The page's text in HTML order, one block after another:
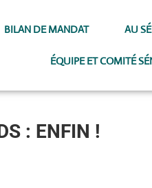
BILAN DE MANDAT AU
ÉQUIPE ET COMITÉ
: ENFIN !